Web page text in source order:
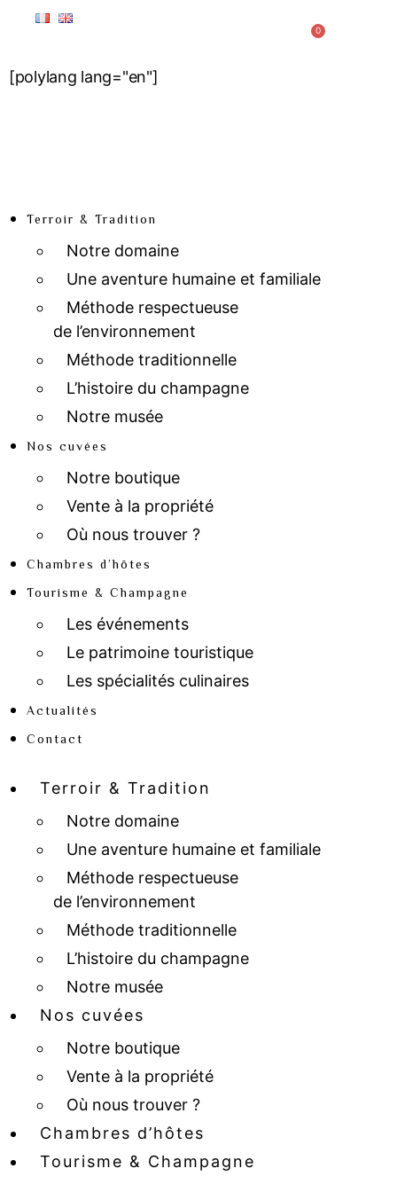
[polylang lang="en"]
0
Terroir & Tradition
Notre domaine
Une aventure humaine et familiale
Méthode respectueuse
de l’environnement
Méthode traditionnelle
L’histoire du champagne
Notre musée
Nos cuvées
Notre boutique
Vente à la propriété
Où nous trouver ?
Chambres d’hôtes
Tourisme & Champagne
Les événements
Le patrimoine touristique
Les spécialités culinaires
Actualités
Contact
Terroir & Tradition
Notre domaine
Une aventure humaine et familiale
Méthode respectueuse
de l’environnement
Méthode traditionnelle
L’histoire du champagne
Notre musée
Nos cuvées
Notre boutique
Vente à la propriété
Où nous trouver ?
Chambres d’hôtes
Tourisme & Champagne